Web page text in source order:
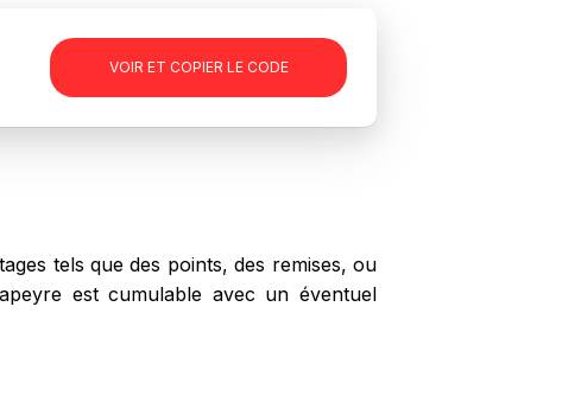
VOIR ET COPIER LE CODE
tels que des points, des remises, ou
est cumulable avec un éventuel